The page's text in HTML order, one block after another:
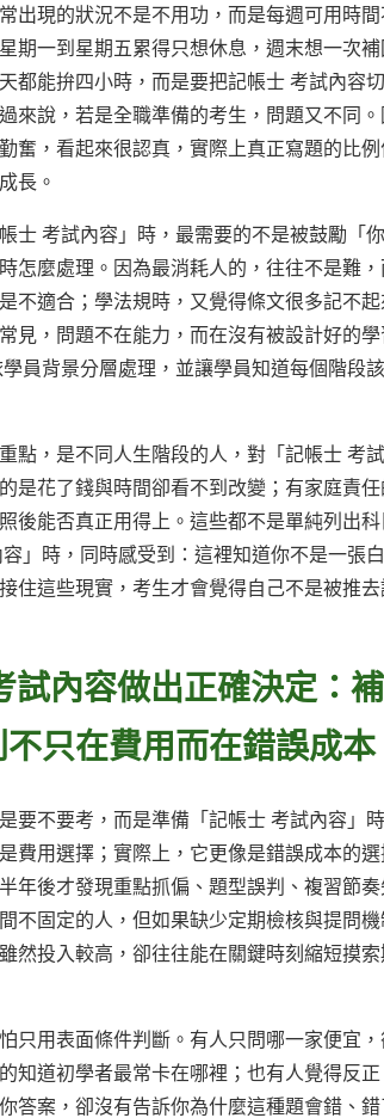
出現的狀況不是不用功，而是每週可用時
期一到星期五累得只想休息，週末想一次
都能拚四小時，而是要把記帳士 考試內容
來說，若是全職準備的考生，問題又不同
奮，看起來很認真，實際上真正寫題的比
長。
士 考試內容」時，最需要的不是被鼓勵「
怎麼處理。因為最消耗人的，往往不是難
不適合；學法規時，又覺得條文很多記不
見，問題不在能力，而在沒有被設計好的
學員背景分層處理，並讓學員知道每個階
點，是不同人生階段的人，對「記帳士 考
是花了錢與時間卻看不到改變；有家庭責
後能否真正用得上。這些都不是單純列出
」時，同時感受到：這裡知道你不是一張
住這些現實，考生才會覺得自己不是被推
試內容做出正確決定：
只在費用而在錯誤成本
要不要考，而是準備「記帳士 考試內容」
費用選擇；實際上，它更像是錯誤成本的
年後才發現重點抓偏、題型誤判、複習節
不固定的人，但如果缺少定期檢核與提問
然投入較高，卻往往能在關鍵時刻縮短摸
只用表面條件判斷。有人只問哪一家便宜
知道初學者最常卡在哪裡；也有人覺得反
答案，卻沒有告訴你為什麼這種題會錯、